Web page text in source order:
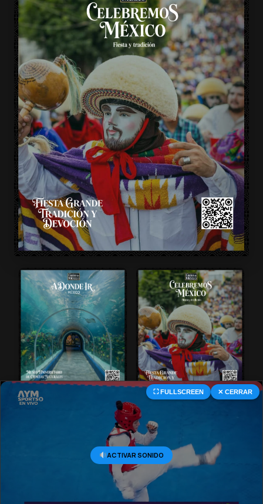
⛶ FULLSCREEN ✕ CERRAR
ACTIVAR SONIDO
© 2026 Central Deportiva MX. All Rights Reserved.